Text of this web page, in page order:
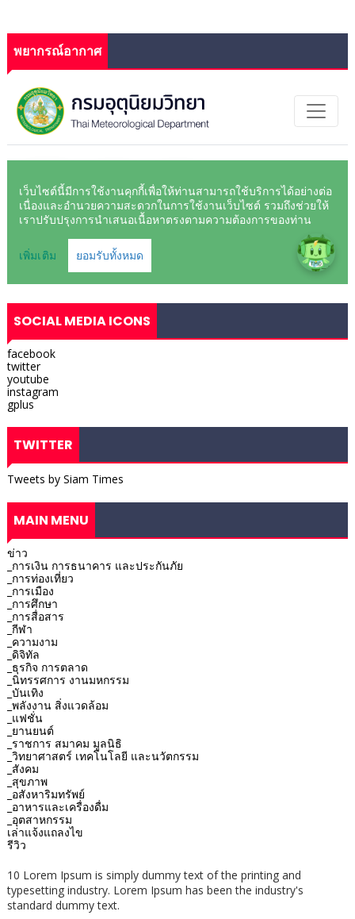
พยากรณ์อากาศ
SOCIAL MEDIA ICONS
facebook
twitter
youtube
instagram
gplus
TWITTER
Tweets by Siam Times
MAIN MENU
ข่าว
_การเงิน การธนาคาร และประกันภัย
_การท่องเที่ยว
_การเมือง
_การศึกษา
_การสื่อสาร
_กีฬา
_ความงาม
_ดิจิทัล
_ธุรกิจ การตลาด
_นิทรรศการ งานมหกรรม
_บันเทิง
_พลังงาน สิ่งแวดล้อม
_แฟชั่น
_ยานยนต์
_ราชการ สมาคม มูลนิธิ
_วิทยาศาสตร์ เทคโนโลยี และนวัตกรรม
_สังคม
_สุขภาพ
_อสังหาริมทรัพย์
_อาหารและเครื่องดื่ม
_อุตสาหกรรม
เล่าแจ้งแถลงไข
รีวิว
10 Lorem Ipsum is simply dummy text of the printing and
typesetting industry. Lorem Ipsum has been the industry's
standard dummy text.